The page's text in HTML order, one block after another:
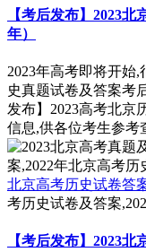
【考后发布】2023
年）
2023年高考即将开始
史真题试卷及答案考
发布】2023高考北京
信息,供各位考生参考
北京高考历史试卷答
考历史试卷及答案
【考后发布】2023